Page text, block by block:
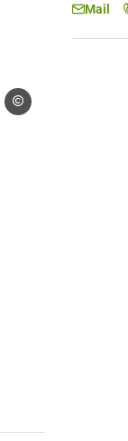
Droits libres
Mail